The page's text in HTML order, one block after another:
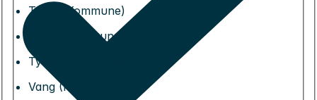
Tolga (Kommune)
Trysil (Kommune)
Tynset (Kommune)
Vang (Kommune)